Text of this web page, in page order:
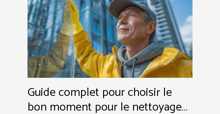
Guide complet pour choisir le
bon moment pour le nettoyage